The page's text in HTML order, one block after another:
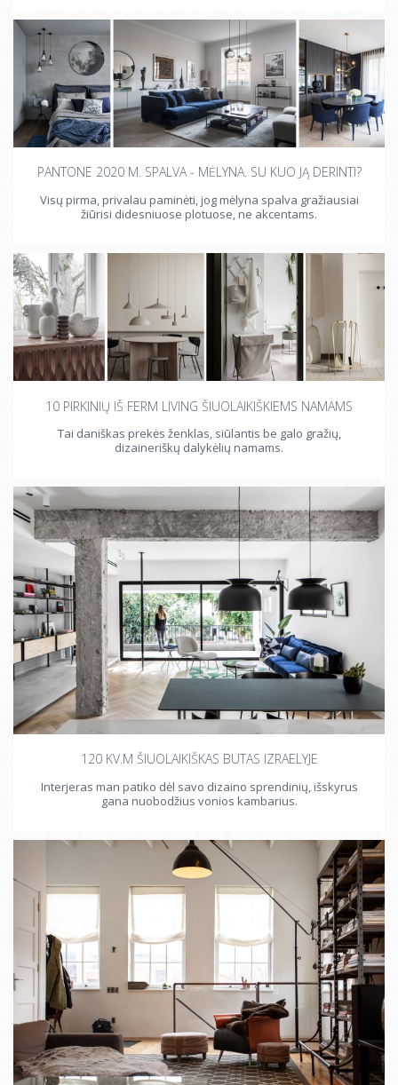
PANTONE 2020 M. SPALVA - MĖLYNA. SU KUO JĄ DERINTI?
Visų pirma, privalau paminėti, jog mėlyna spalva gražiausiai
žiūrisi didesniuose plotuose, ne akcentams.
10 PIRKINIŲ IŠ FERM LIVING ŠIUOLAIKIŠKIEMS NAMAMS
Tai daniškas prekės ženklas, siūlantis be galo gražių,
dizaineriškų dalykėlių namams.
120 KV.M ŠIUOLAIKIŠKAS BUTAS IZRAELYJE
Interjeras man patiko dėl savo dizaino sprendinių, išskyrus
gana nuobodžius vonios kambarius.